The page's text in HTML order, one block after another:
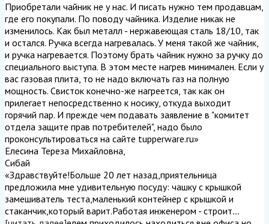
Приобретали чайник не у нас. И писать нужно тем продавцам,
где его покупали. По поводу чайника. Изделие никак не
изменилось. Как был металл - нержавеющая сталь 18/10, так
и остался. Ручка всегда нагревалась. У меня такой же чайник,
и ручка нагревается. Поэтому брать чайник нужно за ручку до
специального выступа. В этом месте нагрев минимален. Если у
вас газовая плита, то не надо включать газ на полную
мощность. Свисток конечно-же нагреется, так как он
прилегает непосредственно к носику, откуда выходит
горячий пар. И прежде чем подавать заявление в "комитет
отдела защите прав потребителей", надо было
проконсультироваться на сайте tupperware.ru»
Елесина Тереза Михайловна,
Сибай
«Здравствуйте!Больше 20 лет назад,приятельница
предложила мне удивительную посуду: чашку с крышкой
замешиватель теста,маленький контейнер с крышкой и
стаканчик,который варит.Работая инженером - строит...